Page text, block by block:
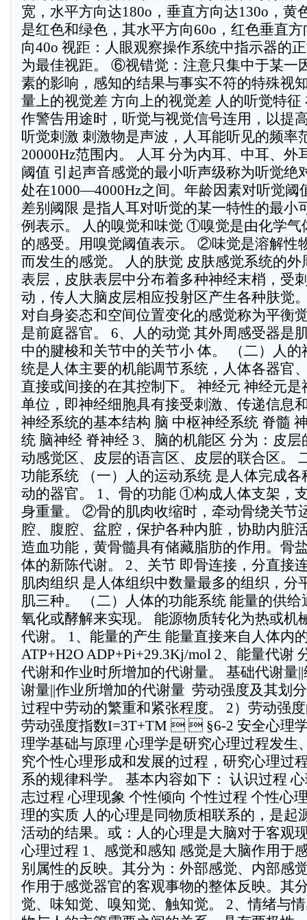
宽，水平方向达180o，垂直方向达130o，黄
是红色和绿色，其水平方向60o，红色垂直
向40o 视距：人眼观察操作系统中指示器的
为最佳视距。 ⑥视错觉：注意只集中于某一
素的影响，感知的结果与事实不符的特殊视
量上的视觉差 方向上的视觉差 人的听觉特
作警告用途时，听觉与视觉信号连用，以提
听觉刺激 刺激物是声波，人耳能听见的频
20000Hz范围内。 人耳 分为内耳、中耳、
阈值 引起声音感觉的最小听声级称为听觉绝
处在1000—4000Hz之间。年龄因素对听觉
差别阈限 是指人耳对听觉的某一特性的最小
例表示。 人的嗅觉和味觉 ①嗅觉是由化学气
的感受。用嗅觉阈值表示。 ②味觉是溶解性
而发生的感觉。 人的肤觉 皮肤感觉系统的
表层，皮肤表层中分布着多种神经末梢，受
动，传人大脑皮层相应投射区产生各种肤觉
对自身姿态和空间位置变化的感觉称为平衡
是前庭器官。 6、人的动觉 其外周感受器是
中的腱梭和关节中的关节小 体。 （二）人
统是人体主要的机能调节系统，人体各器官
直接或间接的在其控制下。 神经元 神经元
单位，即神经细胞具有接受刺激、传递信息
神经系统的基本结构 脑 中枢神经系统 脊髓
统 脑神经 脊神经 3、脑的机能区 分为：皮
动感觉区、皮层的语言区、皮层的联合区。
功能系统 （一）人的运动系统 是人体完成
动的器官。 1、骨的功能 ①构成人体支架，
身重量。 ②骨的肌肉收缩时，牵动骨绕关节
腔、腹腔、盆腔，保护各种内脏，协助内脏
造血功能，黄骨髓具有储藏脂肪的作用。骨
体的新陈代谢。 2、关节 即骨连接，分直接
肌肉组织 是人体组织中数量最多的组织，分
肌三种。 （二）人体的功能系统 能量的供
氧化或酵解来实现。 能源物质转化为热或机
代谢。 1、能量的产生 能量直接来自人体内
ATP+H2O ADP+Pi+29.3Kj/mol 2、能量代谢
代谢和作业时所增加的代谢量。 基础代谢量
谢量||作业所增加的代谢量  劳动强度及其划
过程中劳动的繁重和紧张程度。 2）劳动强
劳动强度指数I=3T+TM   §6-2 安全心理
理学基础与原理 心理学是研究心理过程发生
究个性心理形成和发展的过程，研究心理过
系的规律科学。 基本内容如下： 认识过程
志过程 心理现象 个性倾向 个性过程 个性心
理的实质 人的心理是同物质相联系的，是起
活动的结果。或：人的心理是大脑对于客观
心理过程 1、感觉和感知 感觉是大脑作用于
别属性的反映。其分为：外部感觉、内部感
作用于感觉器官的客观事物的整体反映。其
觉、味知觉、嗅知觉、触知觉。 2、情绪与